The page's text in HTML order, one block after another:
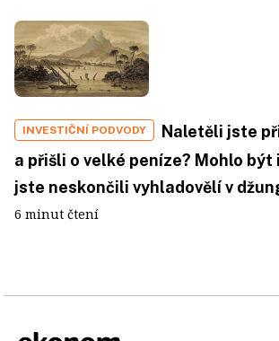
INVESTIČNÍ PODVODY
Naletěli jste
a přišli o velké peníze? Mohlo být
jste neskončili vyhladovělí v
6 minut čtení